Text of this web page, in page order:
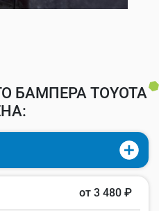
БАМПЕРА TOYOTA
от 3 480 ₽